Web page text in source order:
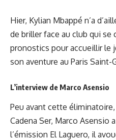
Hier, Kylian Mbappé n’a
de briller face au club qui se
pronostics pour accueillir le
son aventure au Paris Saint-
L’interview de Marco Asensio
Peu avant cette
Cadena Ser, Marco Asensio
l’émission El Laguero, il